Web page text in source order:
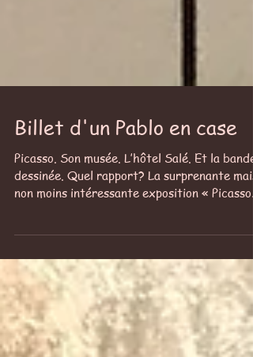
Billet d'un Pablo en case
Picasso. Son musée. L’hôtel Salé. Et la bande
non moins intéressante exposition « Picasso
et...